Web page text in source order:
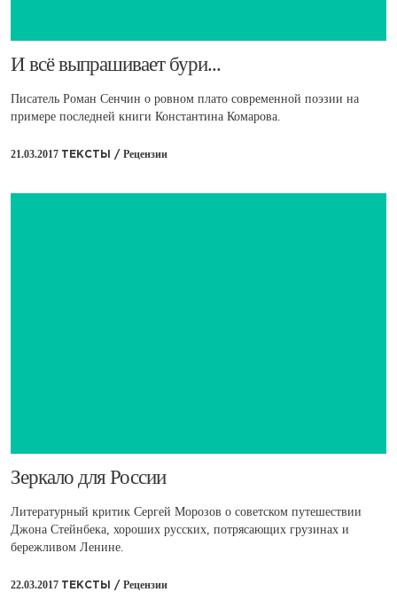
​И всё выпрашивает бури...
Писатель Роман Сенчин о ровном плато современной поэзии на
примере последней книги Константина Комарова.
21.03.2017 ТЕКСТЫ / Рецензии
​Зеркало для России
Литературный критик Сергей Морозов о советском путешествии
Джона Стейнбека, хороших русских, потрясающих грузинах и
бережливом Ленине.
22.03.2017 ТЕКСТЫ / Рецензии